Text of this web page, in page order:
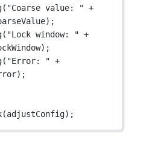
( "Coarse value: " +
( "Lock window: " +
( "Error: " +
(adjustConfig);